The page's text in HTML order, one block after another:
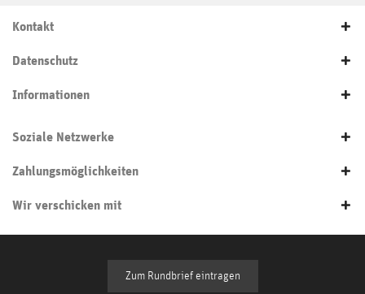
Kontakt
Datenschutz
Informationen
Soziale Netzwerke
Zahlungsmöglichkeiten
Wir verschicken mit
Zum Rundbrief eintragen